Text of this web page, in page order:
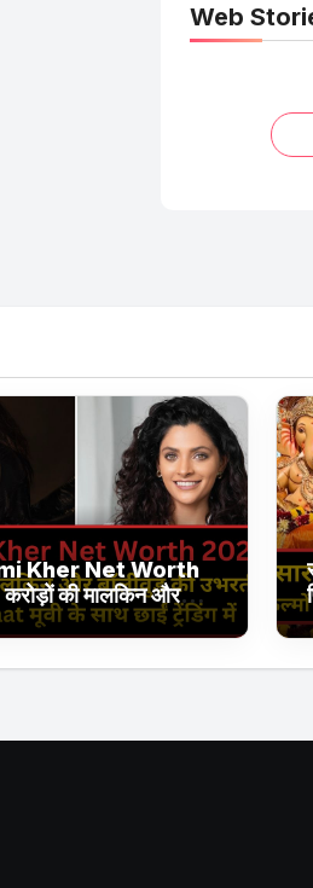
Web
Elvish
आम लड़के से
Kher Net Worth
की मालकिन और
उभरती सितारा, छाईं